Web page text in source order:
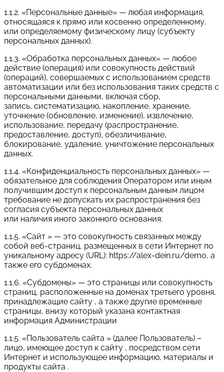
1.1.2. «Персональные данные» — любая информация,
относящаяся к прямо или косвенно определенному,
или определяемому физическому лицу (субъекту
персональных данных).
1.1.3. «Обработка персональных данных» — любое
действие (операция) или совокупность действий
(операций), совершаемых с использованием средств
автоматизации или без использования таких средств с
персональными данными, включая сбор,
запись, систематизацию, накопление, хранение,
уточнение (обновление, изменение), извлечение,
использование, передачу (распространение,
предоставление, доступ), обезличивание,
блокирование, удаление, уничтожение персональных
данных.
1.1.4. «Конфиденциальность персональных данных» —
обязательное для соблюдения Оператором или иным
получившим доступ к персональным данным лицом
требование не допускать их распространения без
согласия субъекта персональных данных
или наличия иного законного основания.
1.1.5. «Сайт » — это совокупность связанных между
собой веб-страниц, размещенных в сети Интернет по
уникальному адресу (URL): https://alex-dein.ru/demo, а
также его субдоменах.
1.1.6. «Субдомены» — это страницы или совокупность
страниц, расположенные на доменах третьего уровня,
принадлежащие сайту , а также другие временные
страницы, внизу который указана контактная
информация Администрации
1.1.5. «Пользователь сайта » (далее Пользователь) –
лицо, имеющее доступ к сайту , посредством сети
Интернет и использующее информацию, материалы и
продукты сайта .